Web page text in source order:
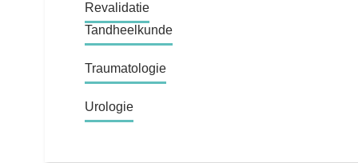
Revalidatie
Tandheelkunde
Traumatologie
Urologie